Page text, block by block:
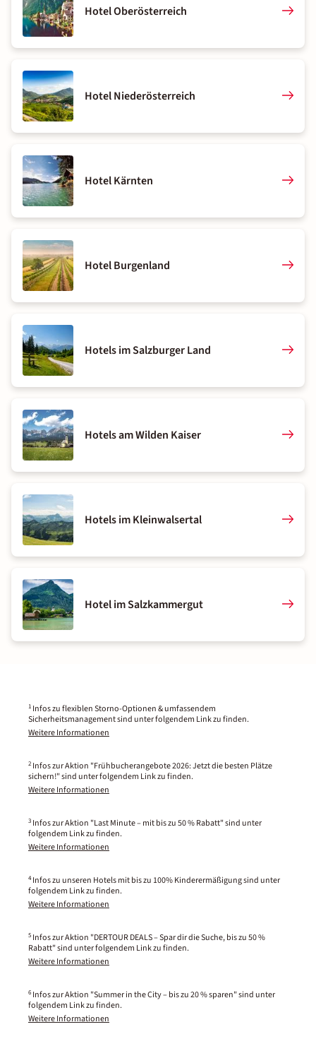
Hotel Oberösterreich
Hotel Niederösterreich
Hotel Kärnten
Hotel Burgenland
Hotels im Salzburger Land
Hotels am Wilden Kaiser
Hotels im Kleinwalsertal
Hotel im Salzkammergut
1 Infos zu flexiblen Storno-Optionen & umfassendem
Sicherheitsmanagement sind unter folgendem Link zu finden.
Weitere Informationen
2 Infos zur Aktion "Frühbucherangebote 2026: Jetzt die besten Plätze
sichern!" sind unter folgendem Link zu finden.
Weitere Informationen
3 Infos zur Aktion "Last Minute – mit bis zu 50 % Rabatt" sind unter
folgendem Link zu finden.
Weitere Informationen
4 Infos zu unseren Hotels mit bis zu 100% Kinderermäßigung sind unter
folgendem Link zu finden.
Weitere Informationen
5 Infos zur Aktion "DERTOUR DEALS – Spar dir die Suche, bis zu 50 %
Rabatt" sind unter folgendem Link zu finden.
Weitere Informationen
6 Infos zur Aktion "Summer in the City – bis zu 20 % sparen" sind unter
folgendem Link zu finden.
Weitere Informationen